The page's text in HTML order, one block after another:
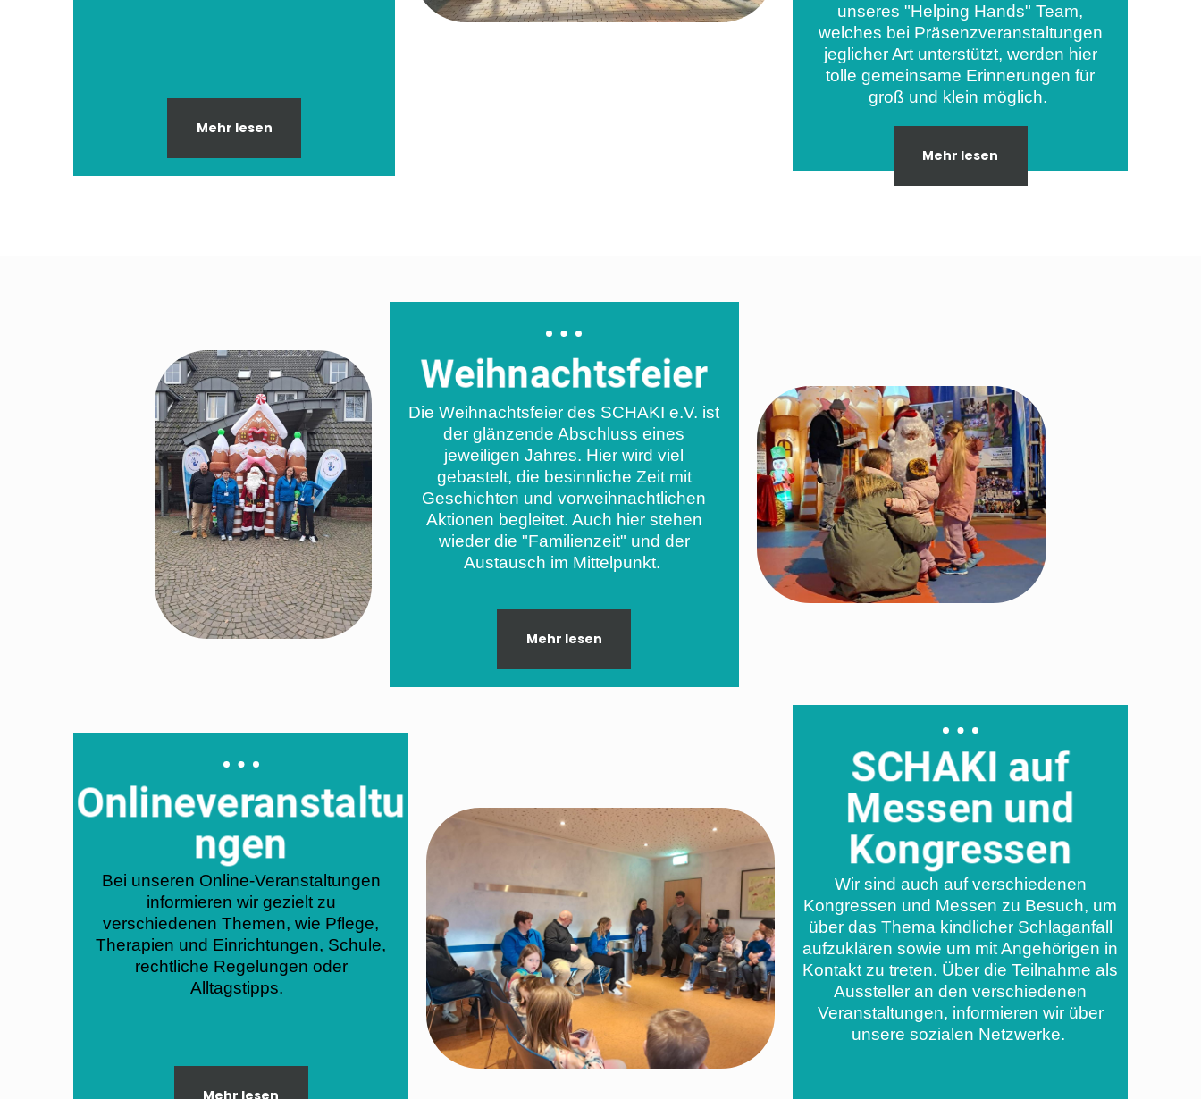
Mehr lesen
unseres "Helping Hands" Team,
welches bei Präsenzveranstaltungen
jeglicher Art unterstützt, werden hier
tolle gemeinsame Erinnerungen für
groß und klein möglich.
Mehr lesen
Weihnachtsfeier
Die Weihnachtsfeier des SCHAKI e.V. ist
der glänzende Abschluss eines
jeweiligen Jahres. Hier wird viel
gebastelt, die besinnliche Zeit mit
Geschichten und vorweihnachtlichen
Aktionen begleitet. Auch hier stehen
wieder die "Familienzeit" und der
Austausch im Mittelpunkt.
Mehr lesen
Onlineveranstaltu
ngen
Bei unseren Online-Veranstaltungen
informieren wir gezielt zu
verschiedenen Themen, wie Pflege,
Therapien und Einrichtungen, Schule,
rechtliche Regelungen oder
Alltagstipps.
SCHAKI auf
Messen und
Kongressen
Wir sind auch auf verschiedenen
Kongressen und Messen zu Besuch, um
über das Thema kindlicher Schlaganfall
aufzuklären sowie um mit Angehörigen in
Kontakt zu treten. Über die Teilnahme als
Aussteller an den verschiedenen
Veranstaltungen, informieren wir über
unsere sozialen Netzwerke.